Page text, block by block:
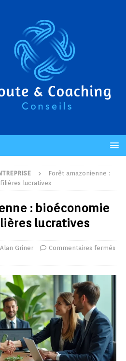
Forêt amazonienne :
lucratives
: bioéconomie
lucratives
Alan Griner Commentaires fermés